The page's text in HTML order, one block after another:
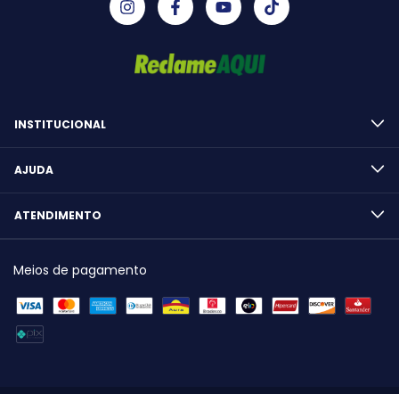
INSTITUCIONAL
AJUDA
ATENDIMENTO
Meios de pagamento